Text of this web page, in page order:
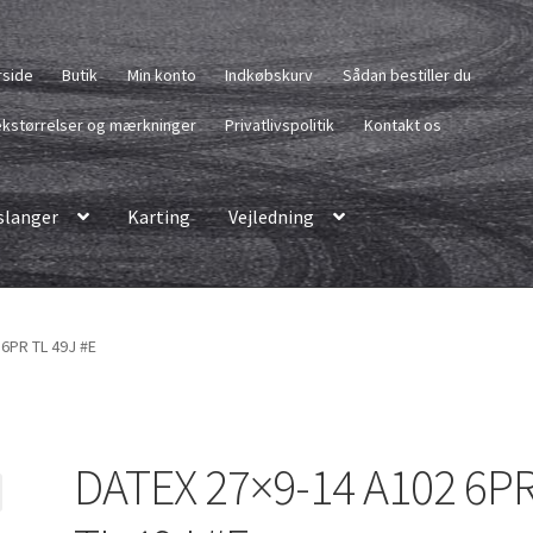
Butik Min konto Indkøbskurv Sådan bestiller du
og mærkninger Privatlivspolitik Kontakt os
Karting
Vejledning
TL 49J #E
DATEX 27×9-14 A102